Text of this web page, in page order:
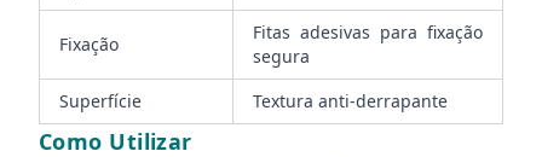
Fixação
Fitas adesivas para fixação
segura
Superfície
Textura anti-derrapante
Como Utilizar